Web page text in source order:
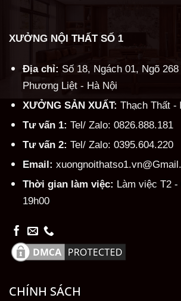
XƯỞNG NỘI THẤT SỐ 1
Địa chỉ: Số 18, Ngách 01, Ngõ
Phương Liệt - Hà Nội
XƯỞNG SẢN XUẤT: Thạch Thất -
Tư vấn 1: Tel/ Zalo: 0826.888.181
Tư vấn 2: Tel/ Zalo: 0395.604.220
Email:
Thời gian làm việc: Làm việc T2 -
19h00
CHÍNH SÁCH